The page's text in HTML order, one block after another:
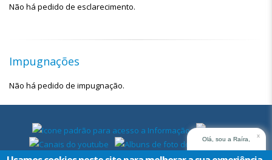
Não há pedido de esclarecimento.
Impugnações
Não há pedido de impugnação.
Olá, sou a Raíra,
assistente virtual do
x